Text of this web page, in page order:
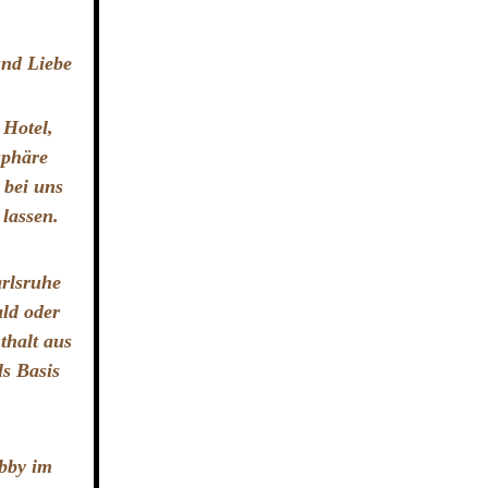
Liebe
uns
oder
aus
Basis
im